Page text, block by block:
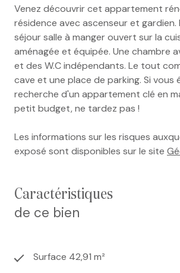
Venez découvrir cet appartement
résidence avec ascenseur et
séjour salle à manger ouvert sur la
aménagée et équipée. Une chambre
et des W.C indépendants. Le tout
cave et une place de parking. Si vous
recherche d'un appartement clé en
petit budget, ne tardez pas !
Les informations sur les risques
exposé sont disponibles sur le site
caractéristiques
de ce bien
Surface 42,91 m²